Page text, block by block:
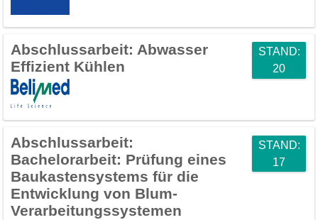
Abschlussarbeit: Abwasser
Effizient Kühlen
STAND:
20
Abschlussarbeit:
Bachelorarbeit: Prüfung eines
Baukastensystems für die
Entwicklung von Blum-
Verarbeitungssystemen
STAND:
17